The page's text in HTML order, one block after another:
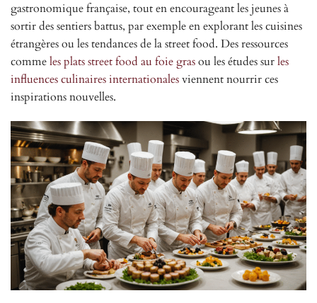
gastronomique française, tout en encourageant les jeunes à
sortir des sentiers battus, par exemple en explorant les cuisines
étrangères ou les tendances de la street food. Des ressources
commeles plats street food au foie grasou les études surles
influences culinaires internationalesviennent nourrir ces
inspirations nouvelles.